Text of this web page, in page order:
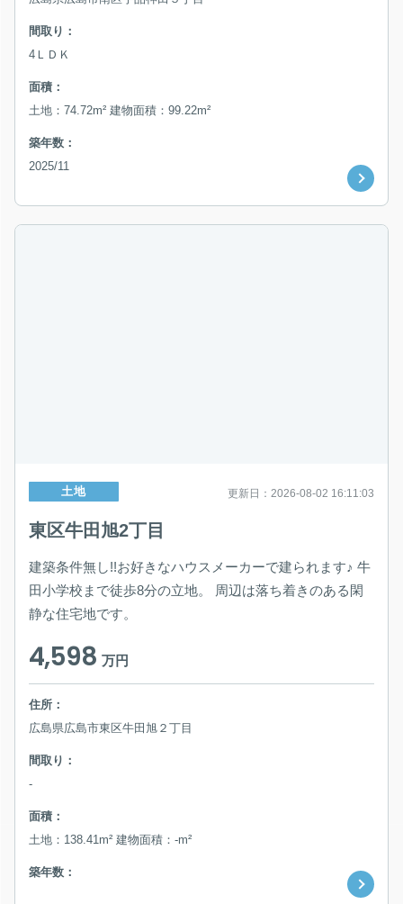
間取り：
4ＬＤＫ
面積：
土地：74.72m² 建物面積：99.22m²
築年数：
2025/11
土地 更新日：2026-08-02 16:11:03
東区牛田旭2丁目
建築条件無し!!お好きなハウスメーカーで建られます♪ 牛
田小学校まで徒歩8分の立地。 周辺は落ち着きのある閑
静な住宅地です。
4,598万円
住所：
広島県広島市東区牛田旭２丁目
間取り：
-
面積：
土地：138.41m² 建物面積：-m²
築年数：